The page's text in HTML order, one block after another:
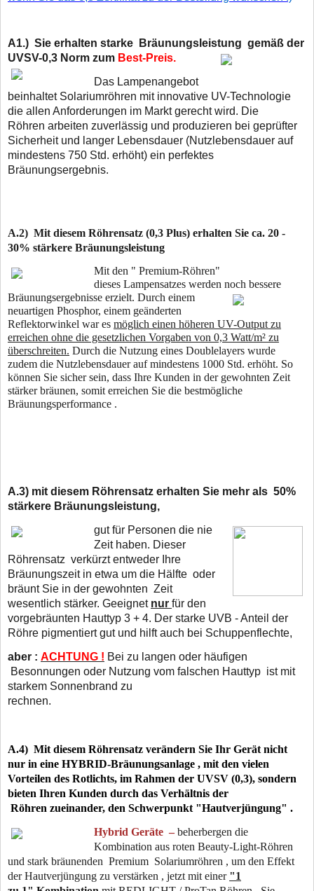
A1.) Sie erhalten starke Bräunungsleistung gemäß der
UVSV-0,3 Norm zum Best-Preis.
Das Lampenangebot
beinhaltet Solariumröhren mit innovative UV-Technologie
die allen Anforderungen im Markt gerecht wird. Die
Röhren arbeiten zuverlässig und produzieren bei geprüfter
Sicherheit und langer Lebensdauer (Nutzlebensdauer auf
mindestens 750 Std. erhöht) ein perfektes
Bräunungsergebnis.
A.2) Mit diesem Röhrensatz (0,3 Plus) erhalten Sie ca. 20 -
30% stärkere Bräunungsleistung
Mit den " Premium-Röhren"
dieses Lampensatzes werden noch bessere
Bräunungsergebnisse erzielt. Durch einem
neuartigen Phosphor, einem geänderten
Reflektorwinkel war es möglich einen höheren UV-Output zu
erreichen ohne die gesetzlichen Vorgaben von 0,3 Watt/m² zu
überschreiten. Durch die Nutzung eines Doublelayers wurde
zudem die Nutzlebensdauer auf mindestens 1000 Std. erhöht. So
können Sie sicher sein, dass Ihre Kunden in der gewohnten Zeit
stärker bräunen, somit erreichen Sie die bestmögliche
Bräunungsperformance .
A.3) mit diesem Röhrensatz erhalten Sie mehr als 50%
stärkere Bräunungsleistung,
gut für Personen die nie
Zeit haben. Dieser
Röhrensatz verkürzt entweder Ihre
Bräunungszeit in etwa um die Hälfte oder
bräunt Sie in der gewohnten Zeit
wesentlich stärker. Geeignet nur für den
vorgebräunten Hauttyp 3 + 4. Der starke UVB - Anteil der
Röhre pigmentiert gut und hilft auch bei Schuppenflechte,
aber : ACHTUNG ! Bei zu langen oder häufigen
Besonnungen oder Nutzung vom falschen Hauttyp ist mit
starkem Sonnenbrand zu
rechnen.
A.4) Mit diesem Röhrensatz verändern Sie Ihr Gerät nicht
nur in eine HYBRID-Bräunungsanlage , mit den vielen
Vorteilen des Rotlichts, im Rahmen der UVSV (0,3), sondern
bieten Ihren Kunden durch das Verhältnis der
Röhren zueinander, den Schwerpunkt "Hautverjüngung" .
Hybrid Geräte –beherbergen die
Kombination aus roten Beauty-Light-Röhren
und stark bräunenden Premium Solariumröhren , um den Effekt
der Hautverjüngung zu verstärken , jetzt mit einer "1